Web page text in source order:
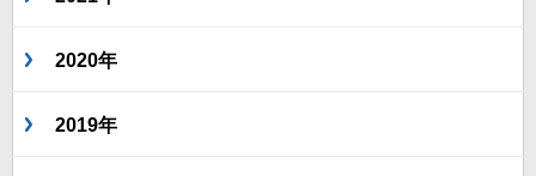
2020年
2019年